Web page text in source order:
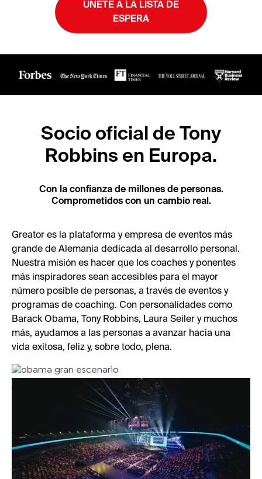
ÚNETE A LA LISTA DE
ESPERA
Socio oficial de Tony
Robbins en Europa.
Con la confianza de millones de personas.
Comprometidos con un cambio real.
Greator es la plataforma y empresa de eventos más
grande de Alemania dedicada al desarrollo personal.
Nuestra misión es hacer que los coaches y ponentes
más inspiradores sean accesibles para el mayor
número posible de personas, a través de eventos y
programas de coaching. Con personalidades como
Barack Obama, Tony Robbins, Laura Seiler y muchos
más, ayudamos a las personas a avanzar hacia una
vida exitosa, feliz y, sobre todo, plena.